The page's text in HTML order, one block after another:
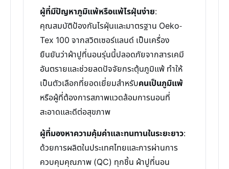
ผู้ที่มีปัญหาภูมิแพ้หรือแพ้ไรฝุ่นง่าย:
คุณสมบัติป้องกันไรฝุ่นและมาตรฐาน Oeko-
Tex 100 จากสวิตเซอร์แลนด์ เป็นเครื่อง
ยืนยันว่าผ้าปูที่นอนรุ่นนี้ปลอดภัยจากสารเคมี
อันตรายและช่วยลดปัจจัยกระตุ้นภูมิแพ้ ทำให้
เป็นตัวเลือกที่ยอดเยี่ยมสำหรับคนเป็นภูมิแพ้
หรือผู้ที่ต้องการสภาพแวดล้อมการนอนที่
สะอาดและดีต่อสุขภาพ
ผู้ที่มองหาความคุ้มค่าและทนทานในระยะยาว:
ด้วยการผลิตในประเทศไทยและการผ่านการ
ควบคุมคุณภาพ (QC) ทุกชิ้น ผ้าปูที่นอน